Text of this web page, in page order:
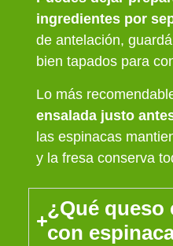
ingredientes por
de antelación,
bien tapados para
Lo más
ensalada justo
las espinacas
y la fresa conserva
¿Qué queso
con